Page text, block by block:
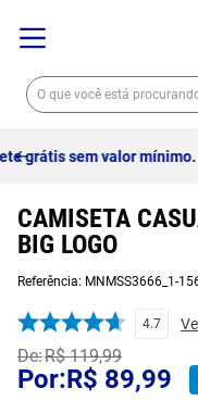
10% off
CAMISETA
BIG LOGO
Referência: MNMSS3666_1-
4.7
R$ 119,99
R$ 89,99